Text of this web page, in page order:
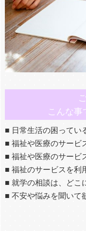
こんな事
■ 日常生活の困ってい
■ 福祉や医療のサービ
■ 福祉や医療のサービ
■ 福祉のサービスを利
■ 就学の相談は、どこ
■ 不安や悩みを聞いて